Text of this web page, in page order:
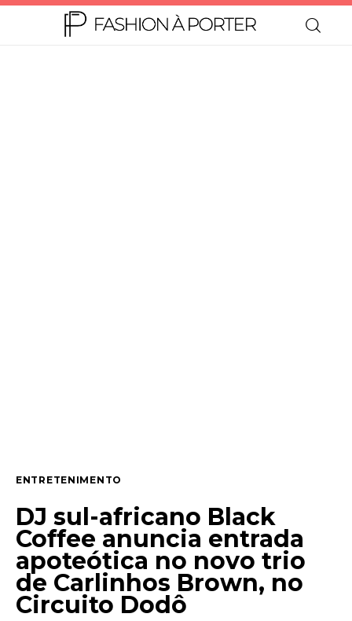
Quem somos
Contato
ENTRETENIMENTO
DJ sul-africano Black
Coffee anuncia entrada
apoteótica no novo trio
de Carlinhos Brown, no
Circuito Dodô